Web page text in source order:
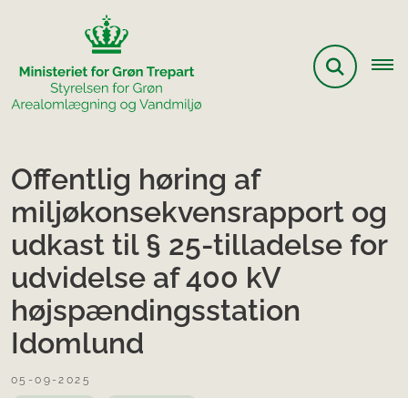
Offentlig høring af
miljøkonsekvensrapport og
udkast til § 25-tilladelse for
udvidelse af 400 kV
højspændingsstation
Idomlund
05-09-2025